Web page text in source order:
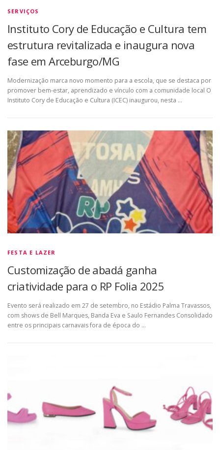
SERVIÇOS
Instituto Cory de Educação e Cultura tem
estrutura revitalizada e inaugura nova
fase em Arceburgo/MG
Modernização marca novo momento para a escola, que se destaca por
promover bem-estar, aprendizado e vínculo com a comunidade local O
Instituto Cory de Educação e Cultura (ICEC) inaugurou, nesta …
FESTA E LAZER
Customização de abadá ganha
criatividade para o RP Folia 2025
Evento será realizado em 27 de setembro, no Estádio Palma Travassos,
com shows de Bell Marques, Banda Eva e Saulo Fernandes Consolidado
entre os principais carnavais fora de época do …